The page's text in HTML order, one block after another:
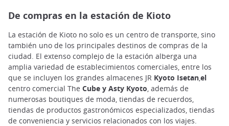
De compras en la estación de Kioto
La estación de Kioto no solo es un centro de transporte, sino
también uno de los principales destinos de compras de la
ciudad. El extenso complejo de la estación alberga una
amplia variedad de establecimientos comerciales, entre los
que se incluyen los grandes almacenes JR Kyoto Isetan,el
centro comercial The Cube y Asty Kyoto, además de
numerosas boutiques de moda, tiendas de recuerdos,
tiendas de productos gastronómicos especializados, tiendas
de conveniencia y servicios relacionados con los viajes.